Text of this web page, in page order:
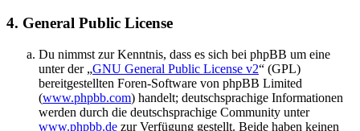
4. General Public License
Du nimmst zur Kenntnis, dass es sich bei phpBB um eine
unter der „GNU General Public License v2“ (GPL)
bereitgestellten Foren-Software von phpBB Limited
(www.phpbb.com) handelt; deutschsprachige Informationen
werden durch die deutschsprachige Community unter
www.phpbb.de zur Verfügung gestellt. Beide haben keinen